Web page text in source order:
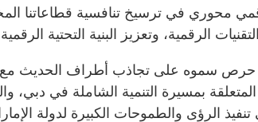
محوري في ترسيخ تنافسية قطاعاتنا
الرقمية، وتعزيز البنية التحتية
حرص سموه على تجاذب أطراف الحديث
بمسيرة التنمية الشاملة في دبي،
الرؤى والطموحات الكبيرة لدولة